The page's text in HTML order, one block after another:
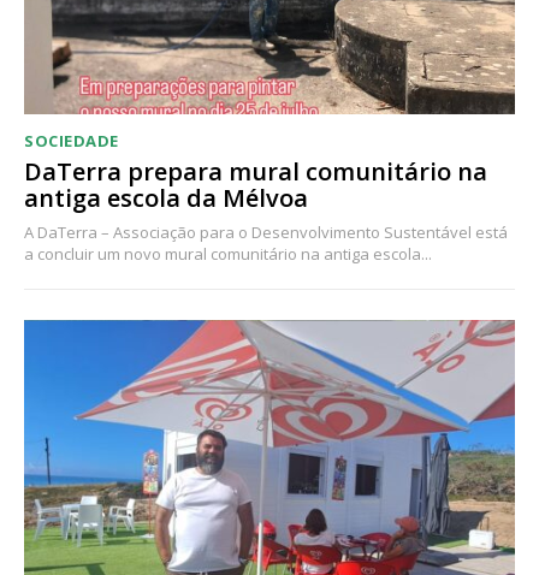
SOCIEDADE
DaTerra prepara mural comunitário na
antiga escola da Mélvoa
A DaTerra – Associação para o Desenvolvimento Sustentável está
a concluir um novo mural comunitário na antiga escola...